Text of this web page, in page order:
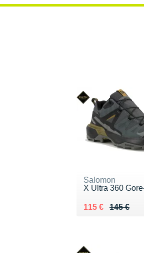
Salomon
X Ultra 360
145 €
Au lieu de 145 €
115 €
Vendu 115 €